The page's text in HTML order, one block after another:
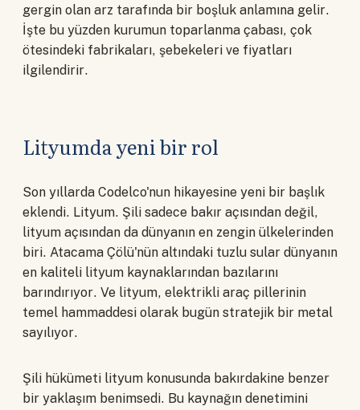
gergin olan arz tarafında bir boşluk anlamına gelir.
İşte bu yüzden kurumun toparlanma çabası, çok
ötesindeki fabrikaları, şebekeleri ve fiyatları
ilgilendirir.
Lityumda yeni bir rol
Son yıllarda Codelco'nun hikayesine yeni bir başlık
eklendi. Lityum. Şili sadece bakır açısından değil,
lityum açısından da dünyanın en zengin ülkelerinden
biri. Atacama Çölü'nün altındaki tuzlu sular dünyanın
en kaliteli lityum kaynaklarından bazılarını
barındırıyor. Ve lityum, elektrikli araç pillerinin
temel hammaddesi olarak bugün stratejik bir metal
sayılıyor.
Şili hükümeti lityum konusunda bakırdakine benzer
bir yaklaşım benimsedi. Bu kaynağın denetimini